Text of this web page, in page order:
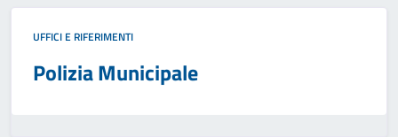
UFFICI E RIFERIMENTI
Polizia Municipale